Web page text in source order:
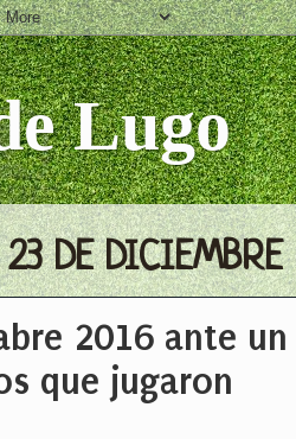
Lugo
DE DICIEMBRE
2016 ante
que jugaron